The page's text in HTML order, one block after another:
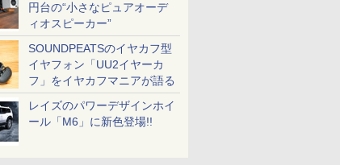
円台の“小さなピュアオーデ
ィオスピーカー”
SOUNDPEATSのイヤカフ型
イヤフォン「UU2イヤーカ
フ」をイヤカフマニアが語る
レイズのパワーデザインホイ
ール「M6」に新色登場!!